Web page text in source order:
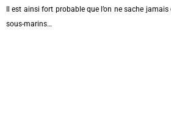
Il est ainsi fort probable que l’on ne sache
sous-marins…